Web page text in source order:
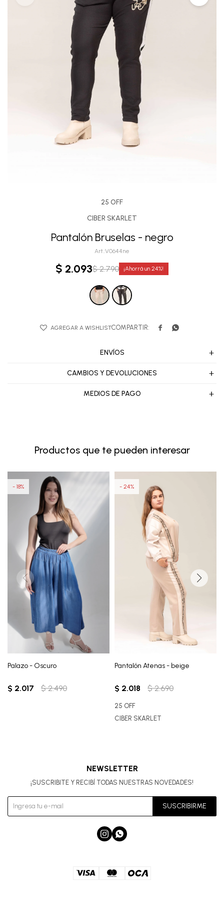
25 OFF
CIBER SKARLET
Pantalón Bruselas - negro
V0644ne
$ 2.093$ 2.790 24
 
ENVÍOS
CAMBIOS Y DEVOLUCIONES
MEDIOS DE PAGO
Productos que te pueden interesar
Palazo - Oscuro
$ 2.017 $ 2.490
18
Pantalón Atenas - beige
$ 2.018 $ 2.690
24
25 OFF
CIBER SKARLET
NEWSLETTER
¡SUSCRIBITE Y RECIBÍ TODAS NUESTRAS NOVEDADES!
SUSCRIBIRME
 